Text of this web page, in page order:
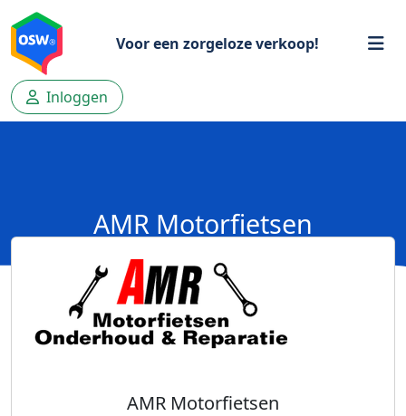
Voor een zorgeloze verkoop!
Inloggen
AMR Motorfietsen
AMR Motorfietsen